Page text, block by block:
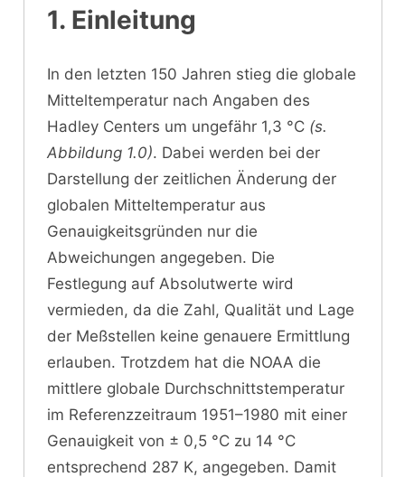
1. Einleitung
In den letzten 150 Jahren stieg die globale
Mitteltemperatur nach Angaben des
Hadley Centers um ungefähr 1,3 °C (s.
Abbildung 1.0). Dabei werden bei der
Darstellung der zeitlichen Änderung der
globalen Mitteltemperatur aus
Genauigkeitsgründen nur die
Abweichungen angegeben. Die
Festlegung auf Absolutwerte wird
vermieden, da die Zahl, Qualität und Lage
der Meßstellen keine genauere Ermittlung
erlauben. Trotzdem hat die NOAA die
mittlere globale Durchschnittstemperatur
im Referenzzeitraum 1951–1980 mit einer
Genauigkeit von ± 0,5 °C zu 14 °C
entsprechend 287 K, angegeben. Damit